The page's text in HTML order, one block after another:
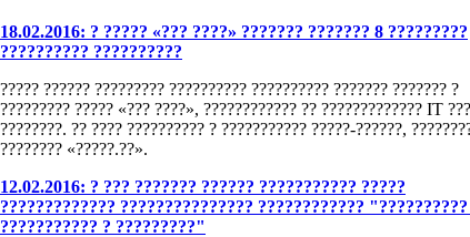
18.02.2016: ? ????? «??? ????» ??????? ??????? 8 ?????????
?????????? ??????????
????? ?????? ????????? ?????????? ?????????? ??????? ??????? ?
????????? ????? «??? ????», ???????????? ?? ????????????? IT
????????. ?? ???? ?????????? ? ??????????? ?????-??????,
???????? «?????.??».
12.02.2016: ? ??? ??????? ?????? ??????????? ?????
????????????? ??????????????? ???????????? "??????????
??????????? ? ?????????"